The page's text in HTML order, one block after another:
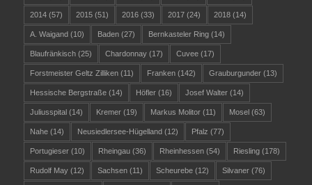
2014(57) 2015(51) 2016(33) 2017(24) 2018(14)
A. Waigand(10) Baden(27) Bernkasteler Ring(14)
Blaufränkisch(25) Chardonnay(17) Cuvee(17)
Forstmeister Geltz Zilliken(11) Franken(142) Grauburgunder(13)
Hessische Bergstraße(14) Höfler(16) Josef Walter(14)
Juliusspital(14) Kremer(19) Markus Molitor(11) Mosel(63)
Nahe(14) Neusiedlersee-Hügelland(12) Pfalz (77)
Portugieser(10) Rheingau(36) Rheinhessen(54) Riesling(178)
Rudolf May(12) Sachsen(11) Scheurebe(12) Silvaner(76)